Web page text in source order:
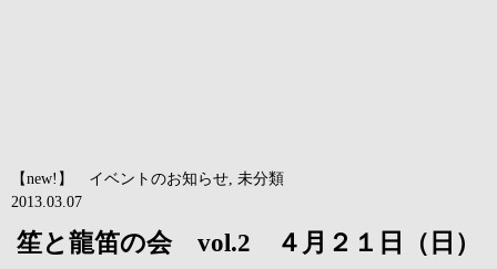
【new!】 イベントのお知らせ 未分類
2013.03.07
笙と龍笛の会 vol.2 ４月２１日（日）